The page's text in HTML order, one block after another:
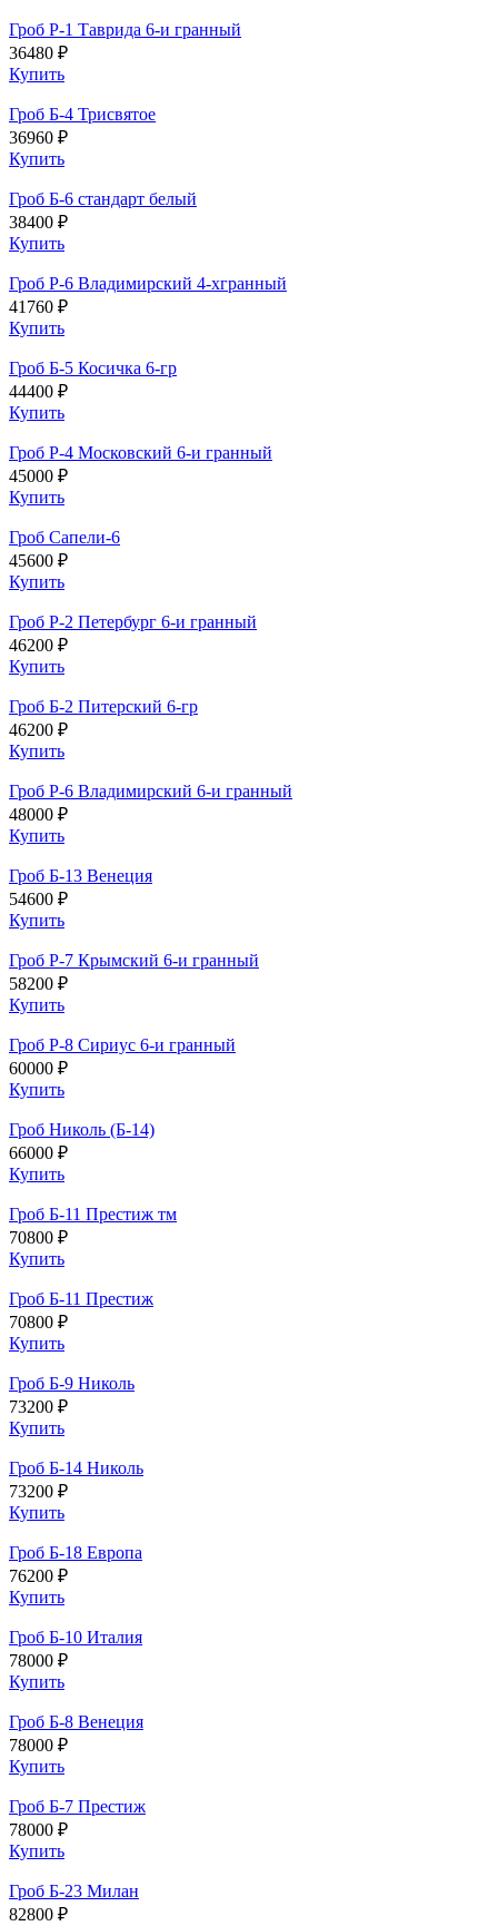
Гроб Р-1 Таврида 6-и гранный
36480 ₽
Купить
Гроб Б-4 Трисвятое
36960 ₽
Купить
Гроб Б-6 стандарт белый
38400 ₽
Купить
Гроб Р-6 Владимирский 4-хгранный
41760 ₽
Купить
Гроб Б-5 Косичка 6-гр
44400 ₽
Купить
Гроб Р-4 Московский 6-и гранный
45000 ₽
Купить
Гроб Сапели-6
45600 ₽
Купить
Гроб Р-2 Петербург 6-и гранный
46200 ₽
Купить
Гроб Б-2 Питерский 6-гр
46200 ₽
Купить
Гроб Р-6 Владимирский 6-и гранный
48000 ₽
Купить
Гроб Б-13 Венеция
54600 ₽
Купить
Гроб Р-7 Крымский 6-и гранный
58200 ₽
Купить
Гроб Р-8 Сириус 6-и гранный
60000 ₽
Купить
Гроб Николь (Б-14)
66000 ₽
Купить
Гроб Б-11 Престиж тм
70800 ₽
Купить
Гроб Б-11 Престиж
70800 ₽
Купить
Гроб Б-9 Николь
73200 ₽
Купить
Гроб Б-14 Николь
73200 ₽
Купить
Гроб Б-18 Европа
76200 ₽
Купить
Гроб Б-10 Италия
78000 ₽
Купить
Гроб Б-8 Венеция
78000 ₽
Купить
Гроб Б-7 Престиж
78000 ₽
Купить
Гроб Б-23 Милан
82800 ₽